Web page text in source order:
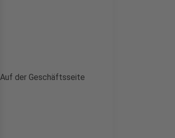
der Geschäftsseite